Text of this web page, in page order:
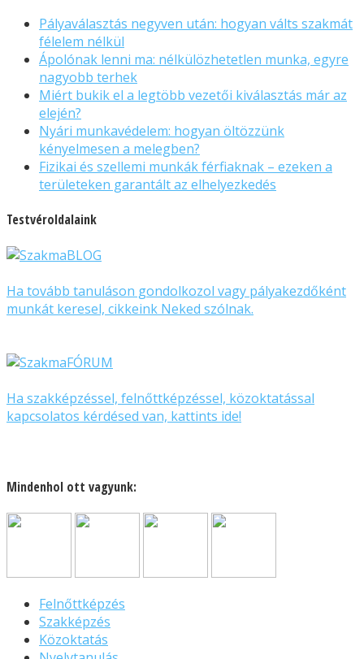
Pályaválasztás negyven után: hogyan válts szakmát
félelem nélkül
Ápolónak lenni ma: nélkülözhetetlen munka, egyre
nagyobb terhek
Miért bukik el a legtöbb vezetői kiválasztás már az
elején?
Nyári munkavédelem: hogyan öltözzünk
kényelmesen a melegben?
Fizikai és szellemi munkák férfiaknak – ezeken a
területeken garantált az elhelyezkedés
Testvéroldalaink
Ha tovább tanuláson gondolkozol vagy pályakezdőként
munkát keresel, cikkeink Neked szólnak.
Ha szakképzéssel, felnőttképzéssel, közoktatással
kapcsolatos kérdésed van, kattints ide!
Mindenhol ott vagyunk:
Felnőttképzés
Szakképzés
Közoktatás